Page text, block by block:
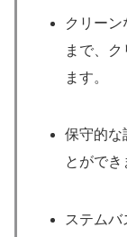
クリー
まで、
ます。
保守的な
とができ
ステム